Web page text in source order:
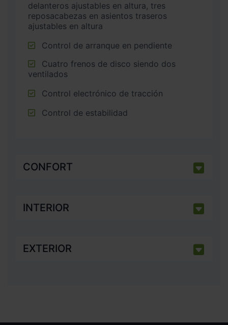
delanteros ajustables en altura, tres
reposacabezas en asientos traseros
ajustables en altura
Control de arranque en pendiente
ventilados
Control electrónico de tracción
Control de estabilidad
CONFORT
INTERIOR
EXTERIOR